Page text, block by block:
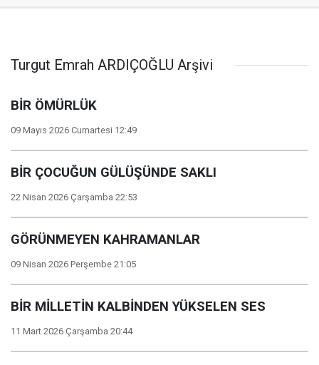
Turgut Emrah ARDIÇOĞLU Arşivi
BİR ÖMÜRLÜK
09 Mayıs 2026 Cumartesi 12:49
BİR ÇOCUĞUN GÜLÜŞÜNDE SAKLI
22 Nisan 2026 Çarşamba 22:53
GÖRÜNMEYEN KAHRAMANLAR
09 Nisan 2026 Perşembe 21:05
BİR MİLLETİN KALBİNDEN YÜKSELEN SES
11 Mart 2026 Çarşamba 20:44